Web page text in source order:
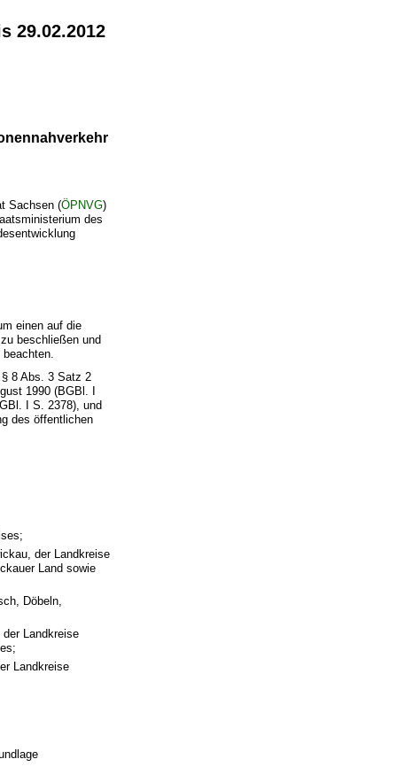
29.02.2012
Sachsen (ÖPNVG)
des
einen auf die
beschließen und
8 Abs. 3 Satz 2
1990 (BGBl. I
I S. 2378), und
des öffentlichen
der Landkreise
Land sowie
Döbeln,
Landkreise
Landkreise